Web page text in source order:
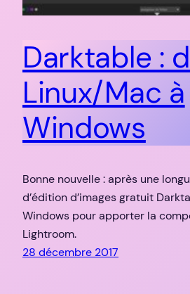
Darktable :
Linux/Mac à
Windows
Bonne nouvelle : après une
d’édition d’images gratuit
Windows pour apporter la
Lightroom.
28 décembre 2017